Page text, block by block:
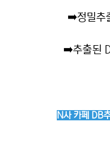
➡️정밀추
➡️추출된
N사 카페 DB